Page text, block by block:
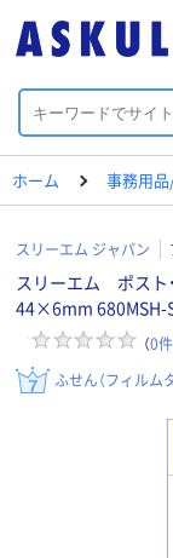
ホーム 事務用
スリーエム ジャパン
スリーエム ポスト
44×6mm 680MSH-
（0
ふせん（フィルム